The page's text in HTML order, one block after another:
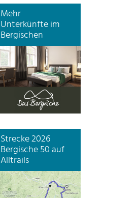
Mehr
Unterkünfte im
Bergischen
Strecke 2026
Bergische 50 auf
Alltrails